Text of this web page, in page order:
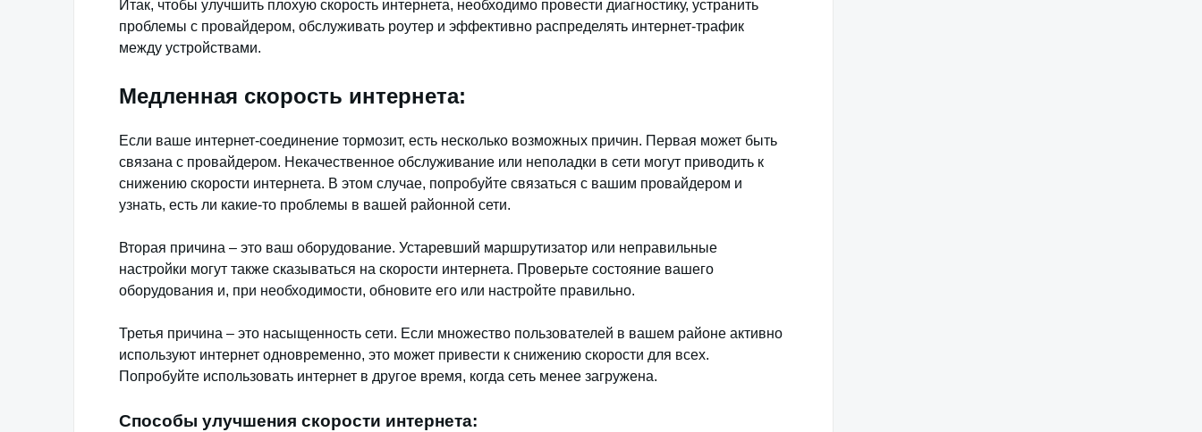
Итак, чтобы улучшить плохую скорость интернета, необходимо провести диагностику, устранить
проблемы с провайдером, обслуживать роутер и эффективно распределять интернет-трафик
между устройствами.
Медленная скорость интернета:
Если ваше интернет-соединение тормозит, есть несколько возможных причин. Первая может быть
связана с провайдером. Некачественное обслуживание или неполадки в сети могут приводить к
снижению скорости интернета. В этом случае, попробуйте связаться с вашим провайдером и
узнать, есть ли какие-то проблемы в вашей районной сети.
Вторая причина – это ваш оборудование. Устаревший маршрутизатор или неправильные
настройки могут также сказываться на скорости интернета. Проверьте состояние вашего
оборудования и, при необходимости, обновите его или настройте правильно.
Третья причина – это насыщенность сети. Если множество пользователей в вашем районе активно
используют интернет одновременно, это может привести к снижению скорости для всех.
Попробуйте использовать интернет в другое время, когда сеть менее загружена.
Способы улучшения скорости интернета: